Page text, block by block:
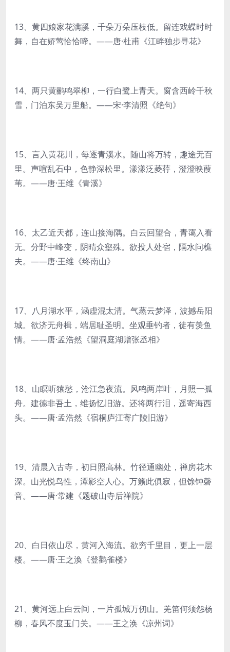
13、黄四娘家花满蹊，千朵万朵压枝低。留连戏蝶时时
舞，自在娇莺恰恰啼。——唐·杜甫《江畔独步寻花》
14、两只黄鹂鸣翠柳，一行白鹭上青天。窗含西岭千秋
雪，门泊东吴万里船。——宋·李清照《绝句》
15、言入黄花川，每逐青溪水。随山将万转，趣途无百
里。声喧乱石中，色静深松里。漾漾泛菱荇，澄澄映葭
苇。——唐·王维《青溪》
16、太乙近天都，连山接海隅。白云回望合，青霭入看
无。分野中峰变，阴晴众壑殊。欲投人处宿，隔水问樵
夫。——唐·王维《终南山》
17、八月湖水平，涵虚混太清。气蒸云梦泽，波撼岳阳
城。欲济无舟楫，端居耻圣明。坐观垂钓者，徒有羡鱼
情。——唐·孟浩然《望洞庭湖赠张丞相》
18、山瞑听猿愁，沧江急夜流。风鸣两岸叶，月照一孤
舟。建德非吾土，维扬忆旧游。还将两行泪，遥寄海西
头。——唐·孟浩然《宿桐庐江寄广陵旧游》
19、清晨入古寺，初日照高林。竹径通幽处，禅房花木
深。山光悦鸟性，潭影空人心。万籁此俱寂，但馀钟磬
音。——唐·常建《题破山寺后禅院》
20、白日依山尽，黄河入海流。欲穷千里目，更上一层
楼。——唐·王之涣《登鹳雀楼》
21、黄河远上白云间，一片孤城万仞山。羌笛何须怨杨
柳，春风不度玉门关。——王之涣《凉州词》